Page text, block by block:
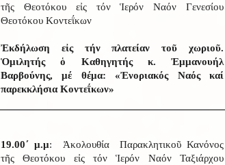
τῆς Θεοτόκου εἰς τόν Ἱερόν Ναόν Γενεσίου
Θεοτόκου Κοντεΐκων
Ἐκδήλωση εἰς τήν πλατείαν τοῦ χωριοῦ.
Ὁμιλητής ὁ Καθηγητής κ. Ἐμμανουήλ
Βαρβούνης, μέ θέμα: «Ἐνοριακός Ναός καί
παρεκκλήσια Κοντεΐκων»
19.00΄ μ.μ: Ἀκολουθία Παρακλητικοῦ Κανόνος
τῆς Θεοτόκου εἰς τόν Ἱερόν Ναόν Ταξιάρχου